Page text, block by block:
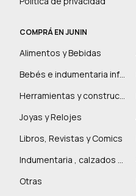
COMPRÁ EN JUNIN
Alimentos y Bebidas
Bebés e indumentaria infantil
Herramientas y construcción
Joyas y Relojes
Libros, Revistas y Comics
Indumentaria , calzados y marroquinería
Otras